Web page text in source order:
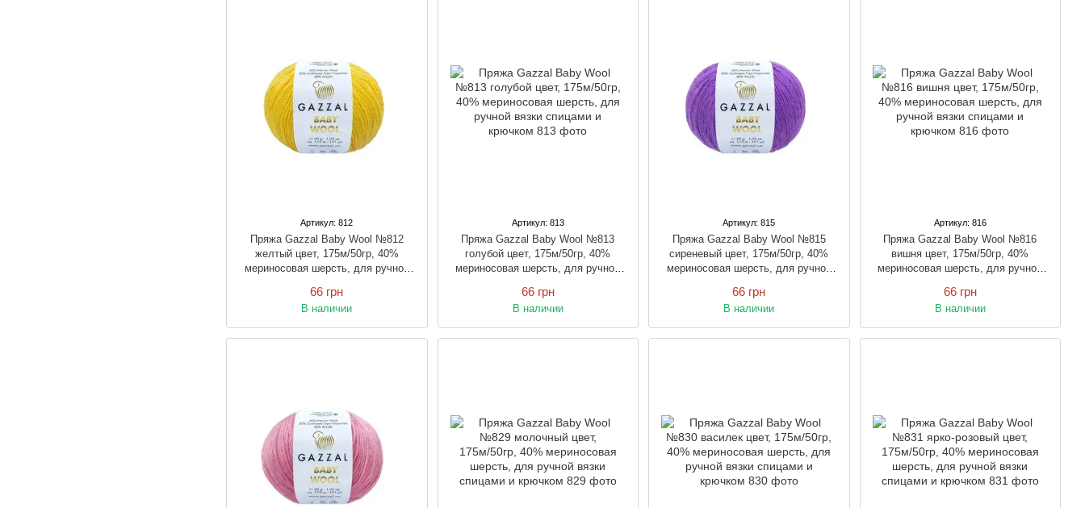
Артикул: 812
Пряжа Gazzal Baby Wool №812
желтый цвет, 175м/50гр, 40%
мериносовая шерсть, для ручной
66 грн
В наличии
Артикул: 813
Пряжа Gazzal Baby Wool №813
голубой цвет, 175м/50гр, 40%
мериносовая шерсть, для ручной
66 грн
В наличии
Артикул: 815
Пряжа Gazzal Baby Wool №815
сиреневый цвет, 175м/50гр, 40%
мериносовая шерсть, для ручной
66 грн
В наличии
Артикул: 816
Пряжа Gazzal Baby Wool №816
вишня цвет, 175м/50гр, 40%
мериносовая шерсть, для ручной
66 грн
В наличии